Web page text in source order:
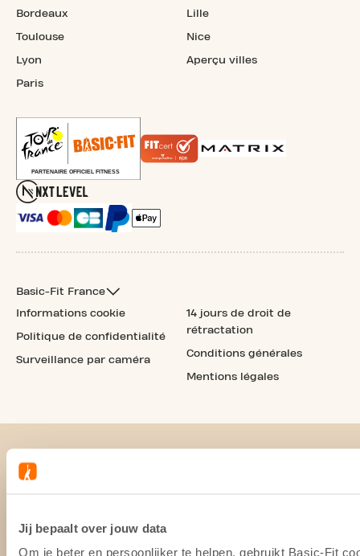
Jij bepaalt over jouw data
Om je beter en persoonlijker te helpen, gebruikt Basic-Fit
Bordeaux
Toulouse
Lyon
Paris
Lille
Nice
Aperçu villes
Basic-Fit France
Informations cookie
Politique de confidentialité
Surveillance par caméra
14 jours de droit de
rétractation
Conditions générales
Mentions légales